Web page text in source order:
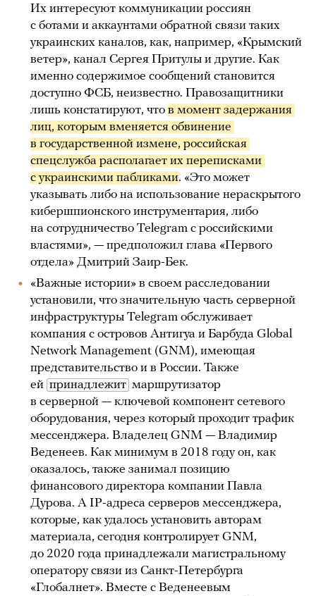
Их интересуют коммуникации россиян
с ботами и аккаунтами обратной связи таких
украинских каналов, как, например, «Крымский
ветер», канал Сергея Притулы и другие. Как
именно содержимое сообщений становится
доступно ФСБ, неизвестно. Правозащитники
лишь констатируют, что в момент задержания
лиц, которым вменяется обвинение
в государственной измене, российская
спецслужба располагает их переписками
с украинскими пабликами. «Это может
указывать либо на использование нераскрытого
кибершпионского инструментария, либо
на сотрудничество Telegram с российскими
властями», — предположил глава «Первого
отдела» Дмитрий Заир-Бек.
«Важные истории» в своем расследовании
установили, что значительную часть серверной
инфраструктуры Telegram обслуживает
компания с островов Антигуа и Барбуда Global
Network Management (GNM), имеющая
представительство и в России. Также
ей принадлежит маршрутизатор
в серверной — ключевой компонент сетевого
оборудования, через который проходит трафик
мессенджера. Владелец GNM — Владимир
Веденеев. Как минимум в 2018 году он, как
оказалось, также занимал позицию
финансового директора компании Павла
Дурова. А IP-адреса серверов мессенджера,
которые, как удалось установить авторам
материала, сегодня контролирует GNM,
до 2020 года принадлежали магистральному
оператору связи из Санкт-Петербурга
«Глобалнет». Вместе с Веденеевым